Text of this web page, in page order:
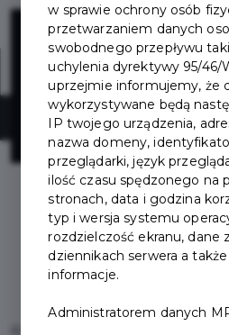
TAXI
SĄCZ -
GROUP
w sprawie ochrony osób
przetwarzaniem danych
swobodnego przepływu
uchylenia dyrektywy 95/46/
uprzejmie informujemy, że
wykorzystywane będą
IP twojego urządzenia,
nazwa domeny,
przeglądarki, język
ilość czasu spędzonego na
stronach, data i godzina
typ i wersja systemu
rozdzielczość ekranu, dane
dziennikach serwera a
informacje.
Administratorem danych